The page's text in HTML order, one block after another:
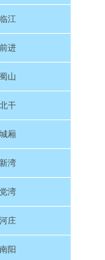
临江
前进
蜀山
北干
城厢
新湾
党湾
河庄
南阳